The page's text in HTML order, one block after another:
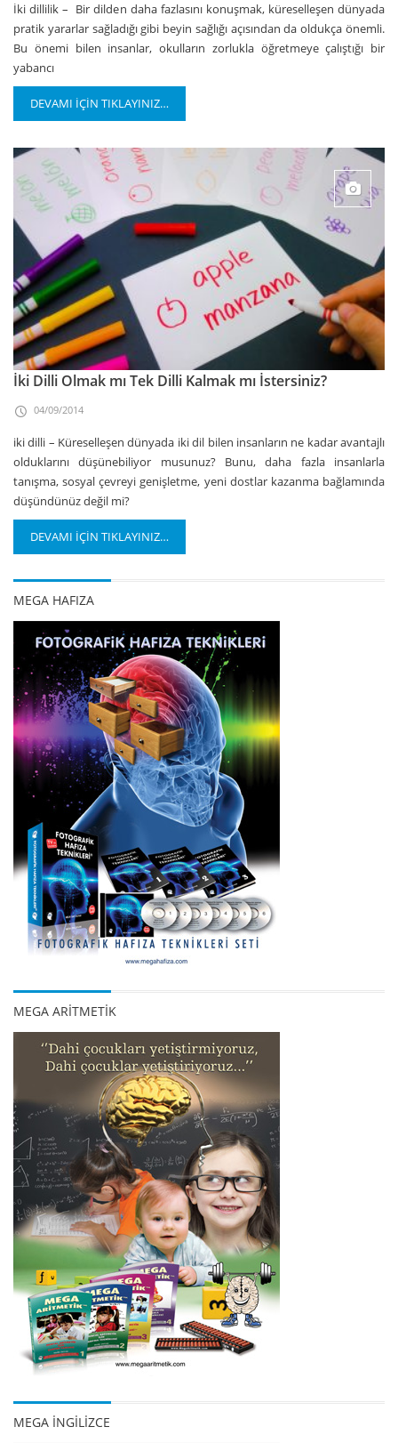
İki dillilik – Bir dilden daha fazlasını konuşmak, küreselleşen dünyada
pratik yararlar sağladığı gibi beyin sağlığı açısından da oldukça önemli.
Bu önemi bilen insanlar, okulların zorlukla öğretmeye çalıştığı bir
yabancı
DEVAMI İÇİN TIKLAYINIZ…
İki Dilli Olmak mı Tek Dilli Kalmak mı İstersiniz?
04/09/2014
iki dilli – Küreselleşen dünyada iki dil bilen insanların ne kadar avantajlı
olduklarını düşünebiliyor musunuz? Bunu, daha fazla insanlarla
tanışma, sosyal çevreyi genişletme, yeni dostlar kazanma bağlamında
düşündünüz değil mi?
DEVAMI İÇİN TIKLAYINIZ…
MEGA HAFIZA
MEGA ARİTMETİK
MEGA İNGİLİZCE